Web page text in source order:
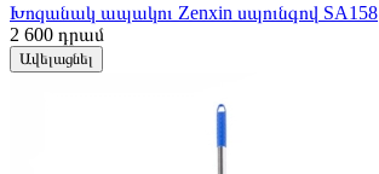
Խոզանակ ապակու Zenxin սպունգով SA158
2 600 դրամ
Ավելացնել